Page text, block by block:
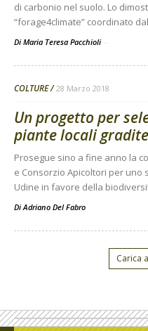
di carbonio nel suolo. Lo
“forage4climate” coordinato
Di Maria Teresa Pacchioli -
COLTURE 28 Marzo 2018
Un progetto per
piante locali
Prosegue sino a fine anno la
e Consorzio Apicoltori per
Udine in favore della
DiAdriano Del Fabro
Carica